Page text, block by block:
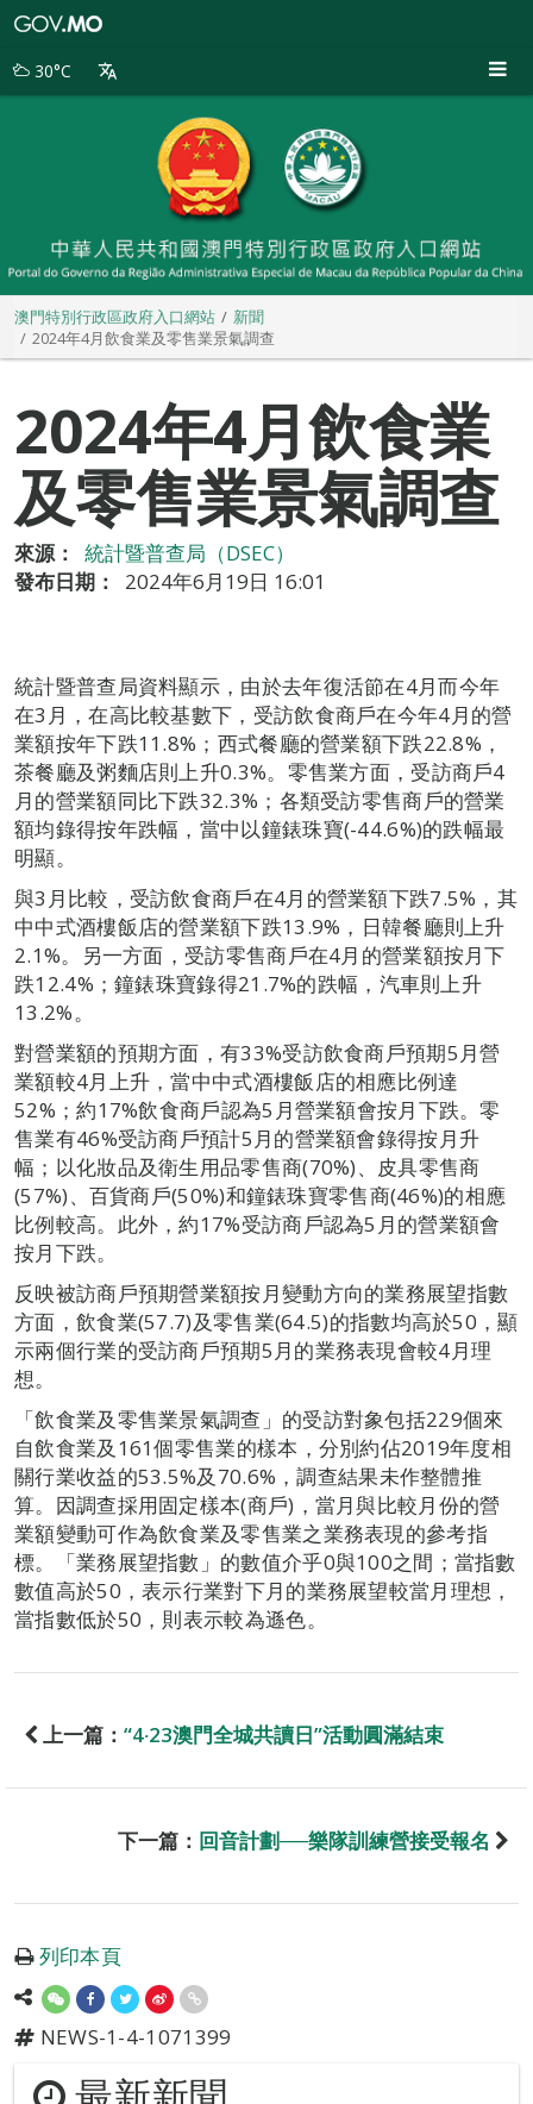
別
30°C
澳門特別行政區政府入口網站
新聞
2024年4月飲食業及零售業景氣調查
2024年4月飲食業
及零售業景氣調查
來源：
統計暨普查局（DSEC）
發布日期：
2024年6月19日 16:01
統計暨普查局資料顯示，由於去年復活節在4月而今年
在3月，在高比較基數下，受訪飲食商戶在今年4月的營
業額按年下跌11.8%；西式餐廳的營業額下跌22.8%，
茶餐廳及粥麵店則上升0.3%。零售業方面，受訪商戶4
月的營業額同比下跌32.3%；各類受訪零售商戶的營業
額均錄得按年跌幅，當中以鐘錶珠寶(-44.6%)的跌幅最
明顯。
與3月比較，受訪飲食商戶在4月的營業額下跌7.5%，其
中中式酒樓飯店的營業額下跌13.9%，日韓餐廳則上升
2.1%。另一方面，受訪零售商戶在4月的營業額按月下
跌12.4%；鐘錶珠寶錄得21.7%的跌幅，汽車則上升
13.2%。
對營業額的預期方面，有33%受訪飲食商戶預期5月營
業額較4月上升，當中中式酒樓飯店的相應比例達
52%；約17%飲食商戶認為5月營業額會按月下跌。零
售業有46%受訪商戶預計5月的營業額會錄得按月升
幅；以化妝品及衛生用品零售商(70%)、皮具零售商
(57%)、百貨商戶(50%)和鐘錶珠寶零售商(46%)的相應
比例較高。此外，約17%受訪商戶認為5月的營業額會
按月下跌。
反映被訪商戶預期營業額按月變動方向的業務展望指數
方面，飲食業(57.7)及零售業(64.5)的指數均高於50，顯
示兩個行業的受訪商戶預期5月的業務表現會較4月理
想。
「飲食業及零售業景氣調查」的受訪對象包括229個來
自飲食業及161個零售業的樣本，分別約佔2019年度相
關行業收益的53.5%及70.6%，調查結果未作整體推
算。因調查採用固定樣本(商戶)，當月與比較月份的營
業額變動可作為飲食業及零售業之業務表現的參考指
標。「業務展望指數」的數值介乎0與100之間；當指數
數值高於50，表示行業對下月的業務展望較當月理想，
當指數低於50，則表示較為遜色。
上一篇： “4‧23澳門全城共讀日”活動圓滿結束
下一篇： 回音計劃──樂隊訓練營接受報名
列印本頁
NEWS-1-4-1071399